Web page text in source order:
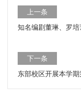
上一条
知名编剧董琳、罗
下一条
东部校区开展本学